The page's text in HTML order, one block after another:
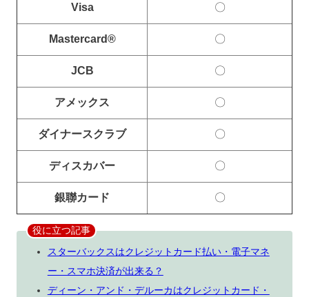
Visa 〇
Mastercard® 〇
JCB 〇
アメックス 〇
ダイナースクラブ 〇
ディスカバー 〇
銀聯カード 〇
役に立つ記事
スターバックスはクレジットカード払い・電子マネ
ー・スマホ決済が出来る？
ディーン・アンド・デルーカはクレジットカード・